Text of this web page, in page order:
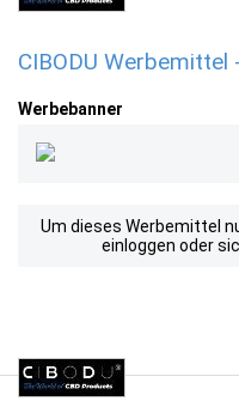
CIBODU Werbemittel
Werbebanner
Um dieses Werbemittel
einloggen oder